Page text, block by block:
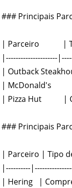
### Principais
| Parceiro            |
|---------------------
| Outback
| McDonald's
| Pizza Hut           |
### Principais
| Parceiro | Tipo
|----------
| Hering   |